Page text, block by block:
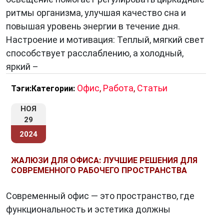
ритмы организма, улучшая качество сна и
повышая уровень энергии в течение дня.
Настроение и мотивация: Теплый, мягкий свет
способствует расслаблению, а холодный,
яркий –
Тэги:Категории: Офис, Работа, Статьи
НОЯ
29
2024
ЖАЛЮЗИ ДЛЯ ОФИСА: ЛУЧШИЕ РЕШЕНИЯ ДЛЯ
СОВРЕМЕННОГО РАБОЧЕГО ПРОСТРАНСТВА
Современный офис — это пространство, где
функциональность и эстетика должны